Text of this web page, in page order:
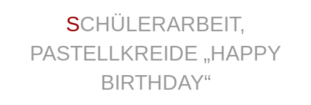
SCHÜLERARBEIT,
PASTELLKREIDE „HAPPY
BIRTHDAY“